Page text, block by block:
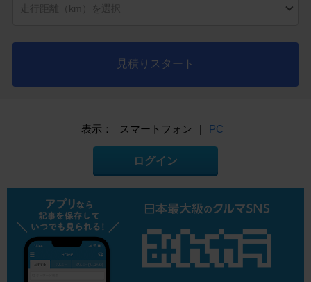
見積りスタート
表示： スマートフォン | PC
ログイン